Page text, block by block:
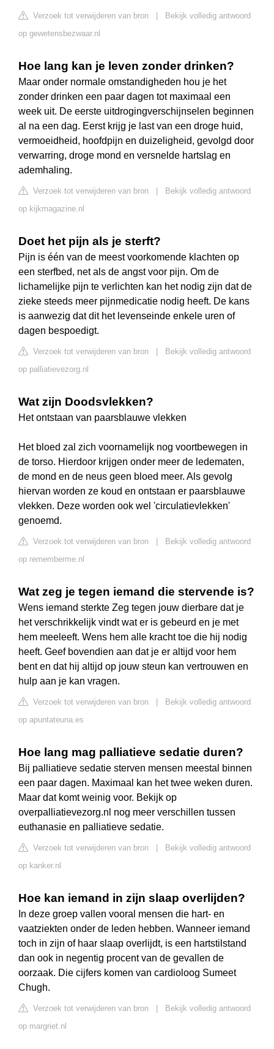
Verzoek tot verwijderen van bron
Bekijk volledig antwoord
op gewetensbezwaar.nl
Hoe lang kan je leven zonder drinken?
Maar onder normale omstandigheden hou je het
zonder drinken een paar dagen tot maximaal een
week uit. De eerste uitdrogingverschijnselen beginnen
al na een dag. Eerst krijg je last van een droge huid,
vermoeidheid, hoofdpijn en duizeligheid, gevolgd door
verwarring, droge mond en versnelde hartslag en
ademhaling.
Verzoek tot verwijderen van bron
Bekijk volledig antwoord
op kijkmagazine.nl
Doet het pijn als je sterft?
Pijn is één van de meest voorkomende klachten op
een sterfbed, net als de angst voor pijn. Om de
lichamelijke pijn te verlichten kan het nodig zijn dat de
zieke steeds meer pijnmedicatie nodig heeft. De kans
is aanwezig dat dit het levenseinde enkele uren of
dagen bespoedigt.
Verzoek tot verwijderen van bron
Bekijk volledig antwoord
op palliatievezorg.nl
Wat zijn Doodsvlekken?
Het ontstaan van paarsblauwe vlekken
Het bloed zal zich voornamelijk nog voortbewegen in
de torso. Hierdoor krijgen onder meer de ledematen,
de mond en de neus geen bloed meer. Als gevolg
hiervan worden ze koud en ontstaan er paarsblauwe
vlekken. Deze worden ook wel 'circulatievlekken'
genoemd.
Verzoek tot verwijderen van bron
Bekijk volledig antwoord
op rememberme.nl
Wat zeg je tegen iemand die stervende is?
Wens iemand sterkte Zeg tegen jouw dierbare dat je
het verschrikkelijk vindt wat er is gebeurd en je met
hem meeleeft. Wens hem alle kracht toe die hij nodig
heeft. Geef bovendien aan dat je er altijd voor hem
bent en dat hij altijd op jouw steun kan vertrouwen en
hulp aan je kan vragen.
Verzoek tot verwijderen van bron
Bekijk volledig antwoord
op apuntateuna.es
Hoe lang mag palliatieve sedatie duren?
Bij palliatieve sedatie sterven mensen meestal binnen
een paar dagen. Maximaal kan het twee weken duren.
Maar dat komt weinig voor. Bekijk op
overpalliatievezorg.nl nog meer verschillen tussen
euthanasie en palliatieve sedatie.
Verzoek tot verwijderen van bron
Bekijk volledig antwoord
op kanker.nl
Hoe kan iemand in zijn slaap overlijden?
In deze groep vallen vooral mensen die hart- en
vaatziekten onder de leden hebben. Wanneer iemand
toch in zijn of haar slaap overlijdt, is een hartstilstand
dan ook in negentig procent van de gevallen de
oorzaak. Die cijfers komen van cardioloog Sumeet
Chugh.
Verzoek tot verwijderen van bron
Bekijk volledig antwoord
op margriet.nl